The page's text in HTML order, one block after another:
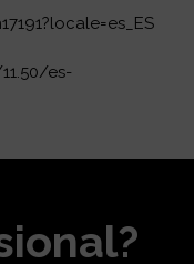
es-